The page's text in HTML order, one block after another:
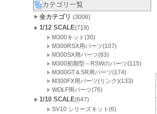
カテゴリ一覧
全カテゴリ (3006)
1/12 SCALE(719)
M300キット(30)
M300RSX用パーツ(107)
M300SX用パーツ(83)
M300初期型～RSWのパーツ(115)
M300GT＆SR用パーツ(174)
M300FX用パーツ(リンク)(133)
WOLF用パーツ(76)
1/10 SCALE(647)
SV10 シリーズキット(6)